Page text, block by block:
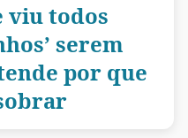
viu todos
serem
por que